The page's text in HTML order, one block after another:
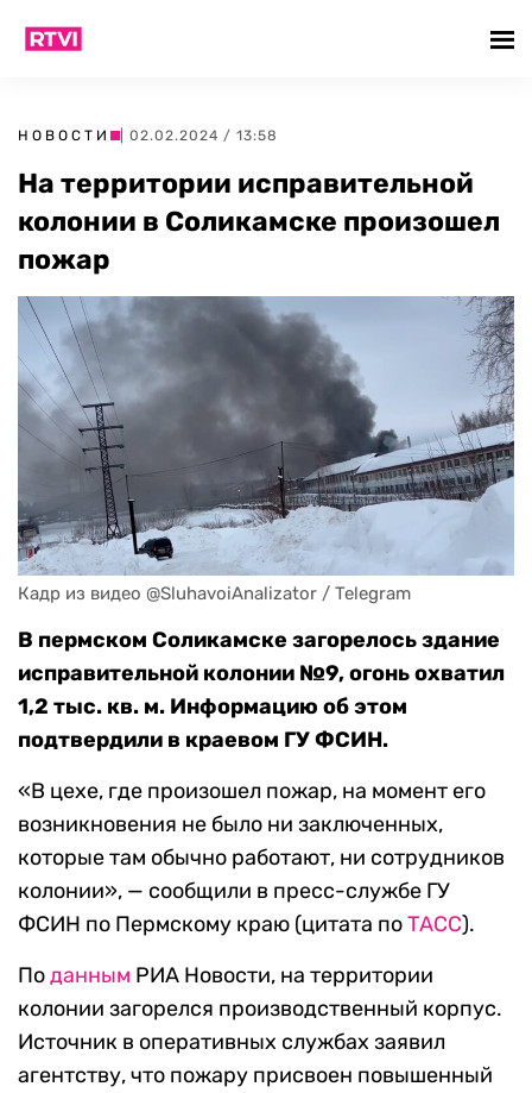
НОВОСТИ | 02.02.2024 / 13:58
На территории исправительной
колонии в Соликамске произошел
пожар
Кадр из видео @SluhavoiAnalizator / Telegram
В пермском Соликамске загорелось здание
исправительной колонии №9, огонь охватил
1,2 тыс. кв. м. Информацию об этом
подтвердили в краевом ГУ ФСИН.
«В цехе, где произошел пожар, на момент его
возникновения не было ни заключенных,
которые там обычно работают, ни сотрудников
колонии», — сообщили в пресс-службе ГУ
ФСИН по Пермскому краю (цитата поТАСС).
Поданным РИА Новости, на территории
колонии загорелся производственный корпус.
Источник в оперативных службах заявил
агентству, что пожару присвоен повышенный